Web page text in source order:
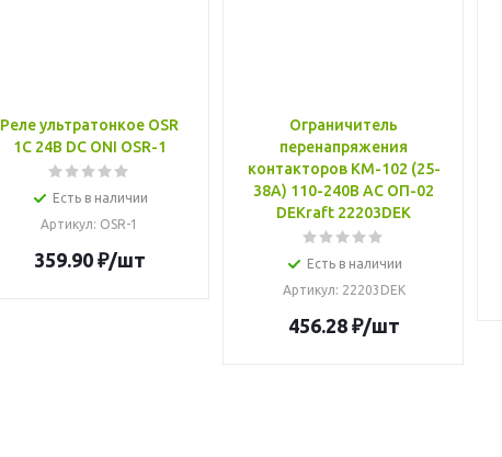
Реле ультратонкое OSR
1C 24В DC ONI OSR-1
Есть в наличии
Артикул: OSR-1
359.90₽/шт
Ограничитель
перенапряжения
контакторов КМ-102 (25-
38А) 110-240В AC ОП-02
DEKraft 22203DEK
Есть в наличии
Артикул: 22203DEK
456.28₽/шт